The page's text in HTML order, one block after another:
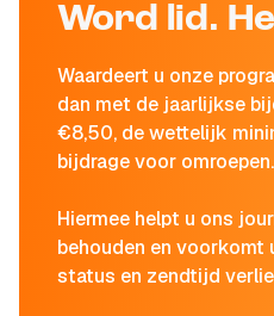
Word lid.
Waardeert u onze
dan met de jaarlijkse
€8,50, de wettelijk
bijdrage voor omroepen.
Hiermee helpt u ons
behouden en voorkomt
status en zendtijd